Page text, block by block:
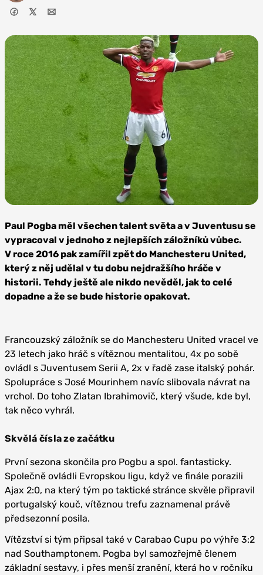
CC BY-SA 4.0
Paul Pogba měl všechen talent světa a v Juventusu se
vypracoval v jednoho z nejlepších záložníků vůbec.
V roce 2016 pak zamířil zpět do Manchesteru United,
který z něj udělal v tu dobu nejdražšího hráče v
historii. Tehdy ještě ale nikdo nevěděl, jak to celé
dopadne a že se bude historie opakovat.
Francouzský záložník se do Manchesteru United vracel ve
23 letech jako hráč s vítěznou mentalitou, 4x po sobě
ovládl s Juventusem Serii A, 2x v řadě zase italský pohár.
Spolupráce s José Mourinhem navíc slibovala návrat na
vrchol. Do toho Zlatan Ibrahimovič, který všude, kde byl,
tak něco vyhrál.
Skvělá čísla ze začátku
První sezona skončila pro Pogbu a spol. fantasticky.
Společně ovládli Evropskou ligu, když ve finále porazili
Ajax 2:0, na který tým po taktické stránce skvěle připravil
portugalský kouč, vítěznou trefu zaznamenal právě
předsezonní posila.
Vítězství si tým připsal také v Carabao Cupu po výhře 3:2
nad Southamptonem. Pogba byl samozřejmě členem
základní sestavy, i přes menší zranění, která ho v ročníku